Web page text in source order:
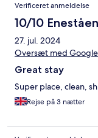
Verificeret anmeldelse
10/10
27. jul. 2024
Oversæt med Google
Great stay
Super place, clean,
Rejse på 3 nætter